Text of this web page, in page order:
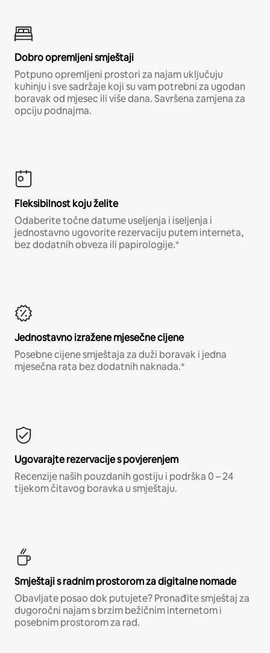
Dobro opremljeni smještaji
Potpuno opremljeni prostori za najam uključuju
kuhinju i sve sadržaje koji su vam potrebni za ugodan
boravak od mjesec ili više dana. Savršena zamjena za
opciju podnajma.
Fleksibilnost koju želite
Odaberite točne datume useljenja i iseljenja i
jednostavno ugovorite rezervaciju putem interneta,
bez dodatnih obveza ili papirologije.*
Jednostavno izražene mjesečne cijene
Posebne cijene smještaja za duži boravak i jedna
mjesečna rata bez dodatnih naknada.*
Ugovarajte rezervacije s povjerenjem
Recenzije naših pouzdanih gostiju i podrška 0 – 24
tijekom čitavog boravka u smještaju.
Smještaji s radnim prostorom za digitalne nomade
Obavljate posao dok putujete? Pronađite smještaj za
dugoročni najam s brzim bežičnim internetom i
posebnim prostorom za rad.